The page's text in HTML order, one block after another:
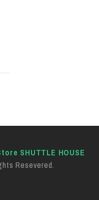
SHUTTLE HOUSE
Resevered.